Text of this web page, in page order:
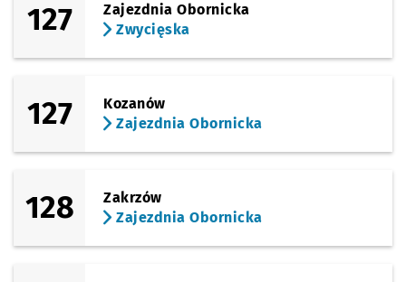
127
Zajezdnia Obornicka
Zwycięska
127
Kozanów
Zajezdnia Obornicka
128
Zakrzów
Zajezdnia Obornicka